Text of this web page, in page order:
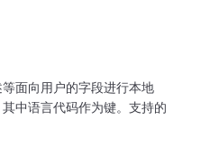
面向用户的字段进行本地
中语言代码作为键。支持的